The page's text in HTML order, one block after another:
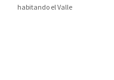
habitando el Valle